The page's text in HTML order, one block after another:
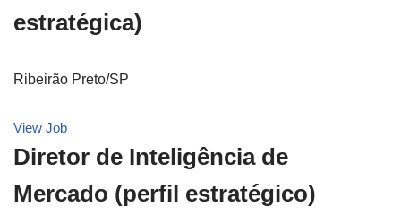
estratégica)
Ribeirão Preto/SP
View Job
Diretor de Inteligência de
Mercado (perfil estratégico)